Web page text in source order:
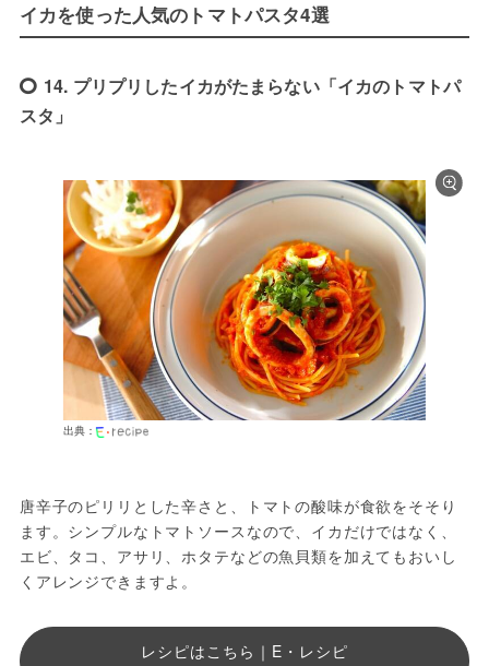
イカを使った人気のトマトパスタ4選
14. プリプリしたイカがたまらない「イカのトマトパ
スタ」
出典：
唐辛子のピリリとした辛さと、トマトの酸味が食欲をそそり
ます。シンプルなトマトソースなので、イカだけではなく、
エビ、タコ、アサリ、ホタテなどの魚貝類を加えてもおいし
くアレンジできますよ。
レシピはこちら｜E・レシピ